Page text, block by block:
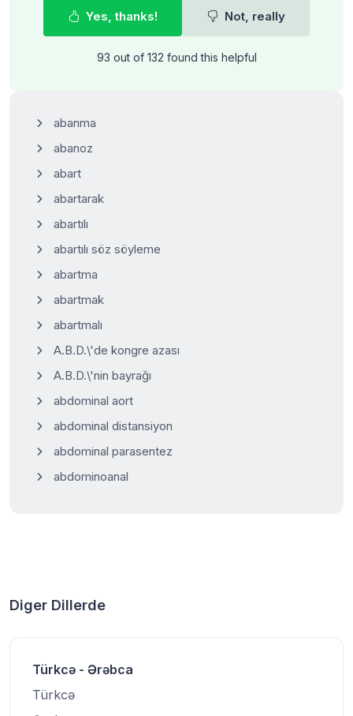
Yes, thanks! Not, really
93 out of 132 found this helpful
abanma
abanoz
abart
abartarak
abartılı
abartılı söz söyleme
abartma
abartmak
abartmalı
A.B.D.\'de kongre azası
A.B.D.\'nin bayrağı
abdominal aort
abdominal distansiyon
abdominal parasentez
abdominoanal
Diger Dillerde
Türkcə - Ərəbca
Türkcə